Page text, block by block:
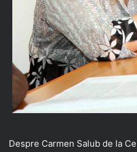
Despre Carmen Salub de la